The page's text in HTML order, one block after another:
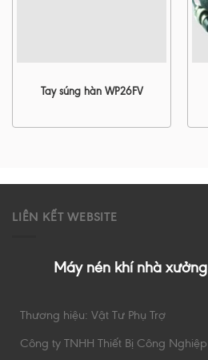
Tay súng hàn WP26FV
LIÊN KẾT WEBSITE
Máy nén khí nhà xưởng
Thương hiệu: Vật Tư Phụ Trợ
Công ty TNHH Thiết Bị Công